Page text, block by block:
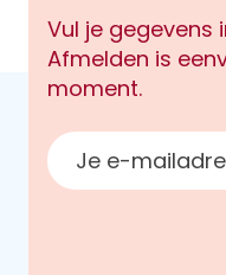
Vul je gegevens
Afmelden is
moment.
E-mailadres